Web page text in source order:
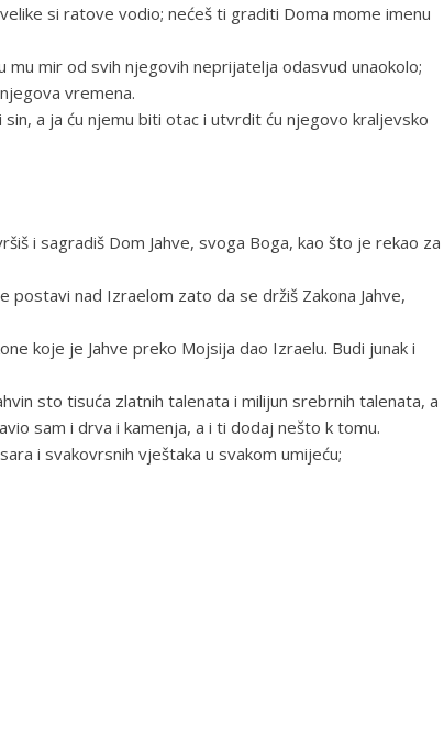
si ratove vodio; nećeš ti graditi Doma mome imenu
mir od svih njegovih neprijatelja odasvud unaokolo;
vremena.
a ja ću njemu biti otac i utvrdit ću njegovo kraljevsko
i sagradiš Dom Jahve, svoga Boga, kao što je rekao za
postavi nad Izraelom zato da se držiš Zakona Jahve,
koje je Jahve preko Mojsija dao Izraelu. Budi junak i
sto tisuća zlatnih talenata i milijun srebrnih talenata, a
sam i drva i kamenja, a i ti dodaj nešto k tomu.
i svakovrsnih vještaka u svakom umijeću;